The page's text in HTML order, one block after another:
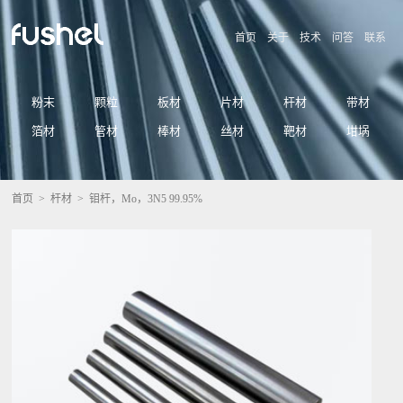
首页 关于 技术 问答 联系
粉末 颗粒 板材 片材 杆材 带材
箔材 管材 棒材 丝材 靶材 坩埚
首页 >杆材 > 钼杆，Mo，3N5 99.95%